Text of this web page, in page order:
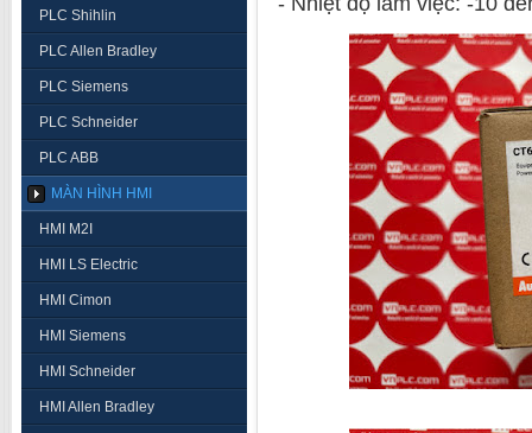
PLC Shihlin
PLC Allen Bradley
PLC Siemens
PLC Schneider
PLC ABB
MÀN HÌNH HMI
HMI M2I
HMI LS Electric
HMI Cimon
HMI Siemens
HMI Schneider
HMI Allen Bradley